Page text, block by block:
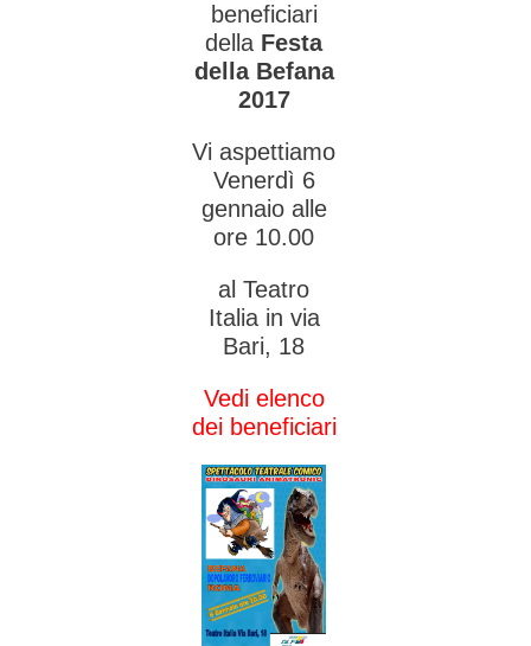
beneficiari
della Festa
della Befana
2017
Vi aspettiamo
Venerdì 6
gennaio alle
ore 10.00
al Teatro
Italia in via
Bari, 18
Vedi elenco
dei beneficiari